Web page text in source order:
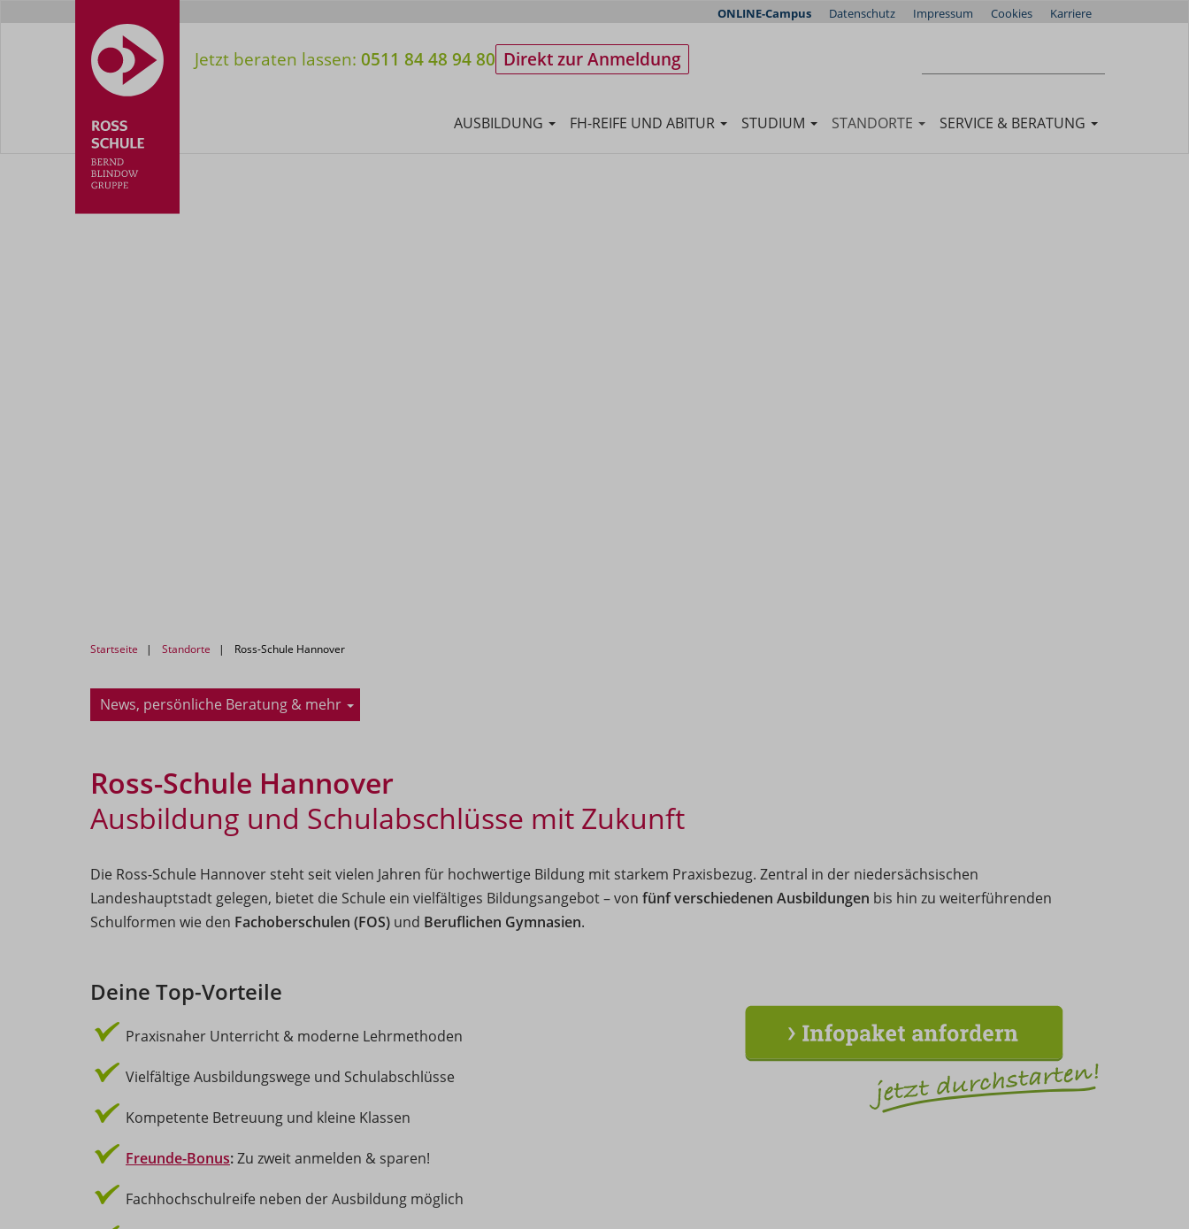
ONLINE-Campus Datenschutz Impressum Cookies Karriere
Jetzt beraten lassen: 0511 84 48 94 80 Direkt zur Anmeldung
SUCHEN
AUSBILDUNG FH-REIFE UND ABITUR STUDIUM STANDORTE SERVICE & BERATUNG
Startseite Standorte Ross-Schule Hannover
News, persönliche Beratung & mehr
Ross-Schule Hannover
Ausbildung und Schulabschlüsse mit Zukunft
Die Ross-Schule Hannover steht seit vielen Jahren für hochwertige Bildung mit starkem Praxisbezug. Zentral in der niedersächsischen
Landeshauptstadt gelegen, bietet die Schule ein vielfältiges Bildungsangebot – von fünf verschiedenen Ausbildungen bis hin zu weiterführenden
Schulformen wie den Fachoberschulen (FOS) und Beruflichen Gymnasien.
Deine Top-Vorteile
Praxisnaher Unterricht & moderne Lehrmethoden
Vielfältige Ausbildungswege und Schulabschlüsse
Kompetente Betreuung und kleine Klassen
Freunde-Bonus:Zu zweit anmelden & sparen!
Fachhochschulreife neben der Ausbildung möglich